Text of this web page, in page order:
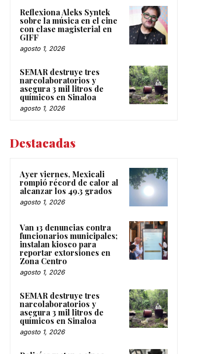
Reflexiona Aleks Syntek
sobre la música en el cine
con clase magisterial en
GIFF
agosto 1, 2026
SEMAR destruye tres
narcolaboratorios y
asegura 3 mil litros de
químicos en Sinaloa
agosto 1, 2026
Destacadas
Ayer viernes, Mexicali
rompió récord de calor al
alcanzar los 49.3 grados
agosto 1, 2026
Van 13 denuncias contra
funcionarios municipales;
instalan kiosco para
reportar extorsiones en
Zona Centro
agosto 1, 2026
SEMAR destruye tres
narcolaboratorios y
asegura 3 mil litros de
químicos en Sinaloa
agosto 1, 2026